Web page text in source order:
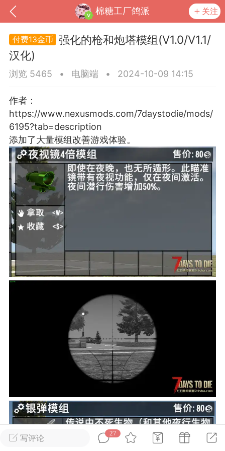
棉糖工厂鸽派 关注
我的钱包 道具 排行榜
MOD下载
大人
Lv.8
02-10 15:45
电脑端 其他&工具
卖挂
单机辅助引流私下售卖服务器外挂！
作弊模组的发布规范近期收到一些信息
作弊模组在联机服务器使用,为了维护游
环境，中文网特此发布以下声明，规范
模组的发布行为：1. *...
72 2.22w
大人
Lv.8
写评论
27
13金币
强化的枪和炮塔模组(V1.0/V1.1/
汉化)
浏览 5465 • 电脑端 • 2024-10-09 14:15
作者：
https://www.nexusmods.com/7daystodie/mods/
6195?tab=description
添加了大量模组改善游戏体验。